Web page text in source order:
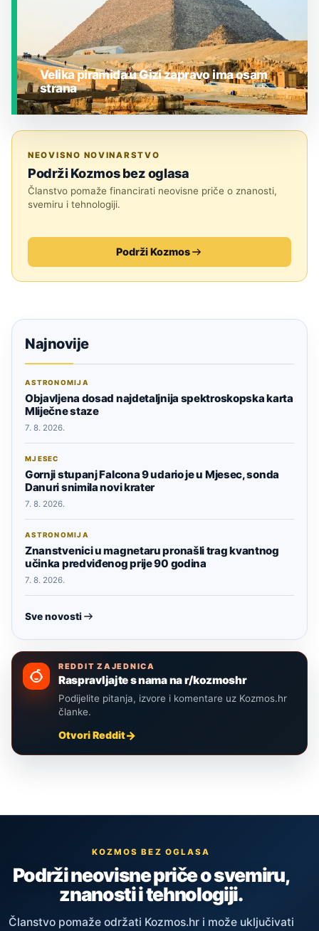
Velika piramida u Gizi zapravo ima osam
strana
NEOVISNO NOVINARSTVO
Podrži Kozmos bez oglasa
Članstvo pomaže financirati neovisne priče o znanosti,
svemiru i tehnologiji.
Podrži Kozmos
Najnovije
ASTRONOMIJA
Objavljena dosad najdetaljnija spektroskopska karta
Mliječne staze
7. 8. 2026.
MJESEC
Gornji stupanj Falcona 9 udario je u Mjesec, sonda
Danuri snimila novi krater
7. 8. 2026.
ASTRONOMIJA
Znanstvenici u magnetaru pronašli trag kvantnog
učinka predviđenog prije 90 godina
7. 8. 2026.
Sve novosti
REDDIT ZAJEDNICA
Raspravljajte s nama na r/kozmoshr
Podijelite pitanja, izvore i komentare uz Kozmos.hr
članke.
Otvori Reddit
KOZMOS BEZ OGLASA
Podrži neovisne priče o svemiru,
znanosti i tehnologiji.
Članstvo pomaže održati Kozmos.hr i može uključivati